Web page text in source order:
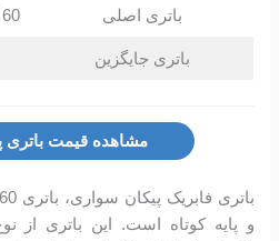
باتری اصلی 60 آمپر، پایه کوتاه، قطب چپ
باتری جایگزین
مشاهده قیمت باتری
و پایه کوتاه است. این باتری از